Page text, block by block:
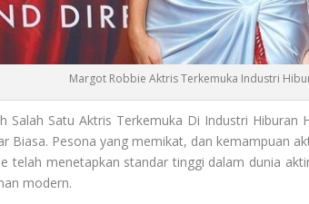
Margot Robbie Aktris Terkemuka Industri
Salah Satu Aktris Terkemuka Di Industri
Biasa. Pesona yang memikat, dan kemampuan
telah menetapkan standar tinggi dalam dunia
modern.